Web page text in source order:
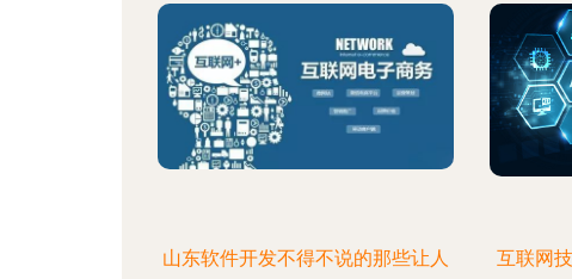
山东软件开发不得不说的那些让人
互联网